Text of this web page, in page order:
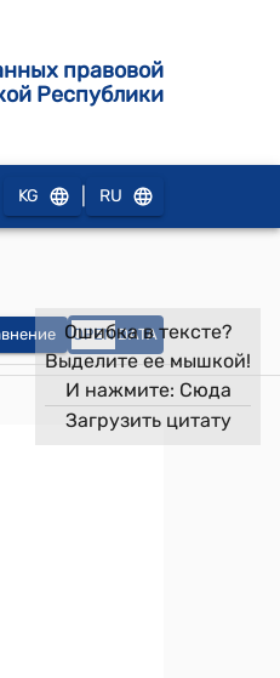
правовой
Республики
KG RU
OPEN DATA
Ошибка в тексте?
Выделите ее мышкой!
И нажмите: Сюда
Загрузить цитату